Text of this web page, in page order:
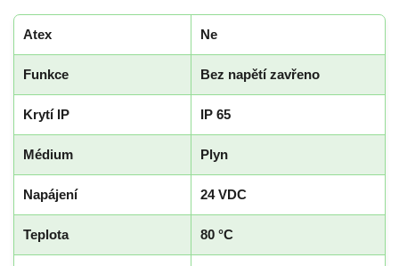
Atex Ne
Funkce Bez napětí zavřeno
Krytí IP IP 65
Médium Plyn
Napájení 24 VDC
Teplota 80 °C